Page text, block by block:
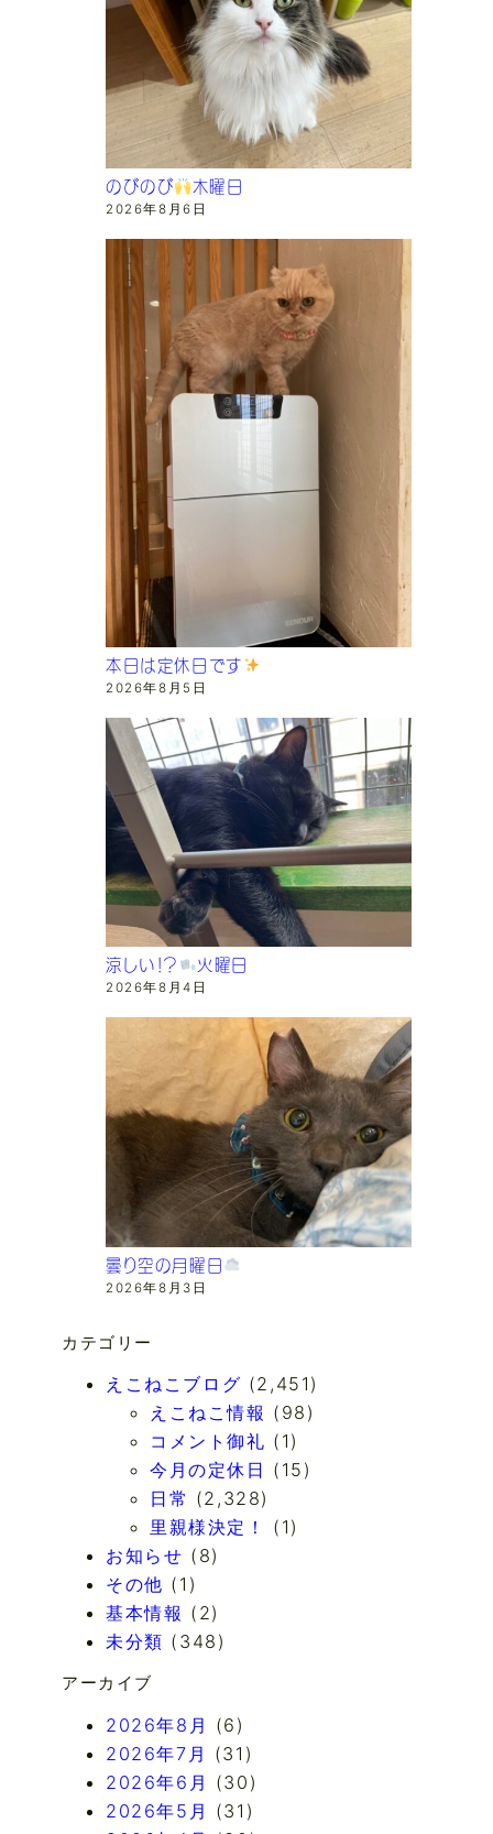
のびのび 木曜日
2026年8月6日
本日は定休日です
2026年8月5日
涼しい！？ 火曜日
2026年8月4日
曇り空の月曜日
2026年8月3日
カテゴリー
えこねこブログ (2,451)
えこねこ情報 (98)
コメント御礼 (1)
今月の定休日 (15)
日常 (2,328)
里親様決定！
(1)
お知らせ (8)
その他 (1)
基本情報 (2)
未分類 (348)
アーカイブ
2026年8月 (6)
2026年7月 (31)
2026年6月 (30)
2026年5月 (31)